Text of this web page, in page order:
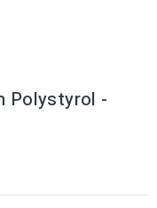
Polystyrol -